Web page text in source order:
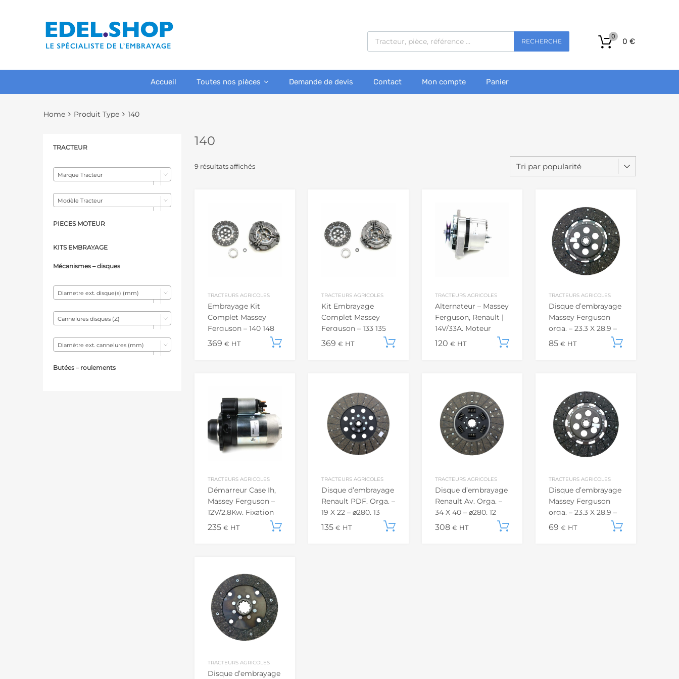
RECHERCHE 0 €
0
Accueil Toutes nos pièces Demande de devis Contact Mon compte Panier
Home Produit Type 140
140
9 résultats affichés
TRACTEURS AGRICOLES
Embrayage Kit
Complet Massey
Ferguson – 140 148
165 178 65
369 € HT Ajouter au panier
TRACTEURS AGRICOLES
Kit Embrayage
Complet Massey
Ferguson – 133 135
140 203 37 42
369 € HT Ajouter au panier
TRACTEURS AGRICOLES
Alternateur – Massey
Ferguson, Renault |
14V/33A, Moteur
MWM
120 € HT Ajouter au panier
TRACTEURS AGRICOLES
Disque d’embrayage
Massey Ferguson
orga. – 23,3 X 28,9 –
⌀300
85 € HT
TRACTEURS AGRICOLES
Démarreur Case Ih,
Massey Ferguson –
12V/2,8Kw, Fixation
droite
235 € HT Ajouter au panier
TRACTEURS AGRICOLES
Disque d’embrayage
Renault PDF. Orga. –
19 X 22 – ⌀280, 13
Can.
135 € HT Ajouter au panier
TRACTEURS AGRICOLES
Disque d’embrayage
Renault Av. Orga. –
34 X 40 – ⌀280, 12
Can.
308 € HT Ajouter au panier
TRACTEURS AGRICOLES
Disque d’embrayage
Massey Ferguson
orga. – 23,3 X 28,9 –
⌀273
69 € HT
TRACTEURS AGRICOLES
Disque d’embrayage
TRACTEUR
Marque Tracteur
Modèle Tracteur
PIECES MOTEUR
KITS EMBRAYAGE
Mécanismes – disques
Diametre ext. disque(s) (mm)
Cannelures disques (Z)
Diamètre ext. cannelures (mm)
Butées – roulements